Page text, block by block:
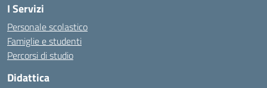
I Servizi
Personale scolastico
Famiglie e studenti
Percorsi di studio
Didattica